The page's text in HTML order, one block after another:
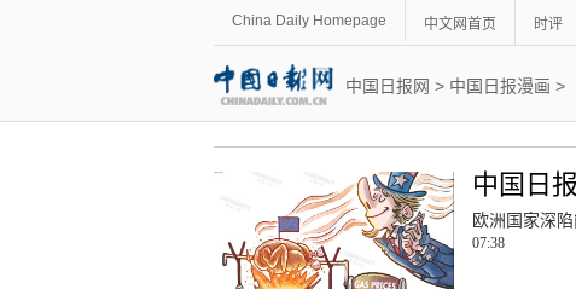
China Daily Homepage 中文网首页 时评
中国日报网 > 中国日报漫画 >
中国日
欧洲国家深
07:38